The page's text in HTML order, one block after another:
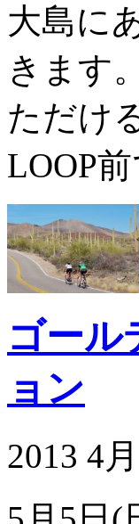
大島に
きます
ただけ
LOOP
ゴール
ョン
2013 4